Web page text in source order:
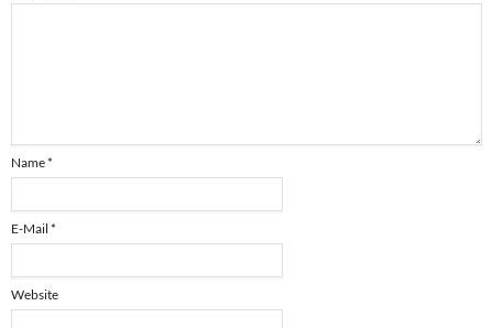
Name*
E-Mail *
Website